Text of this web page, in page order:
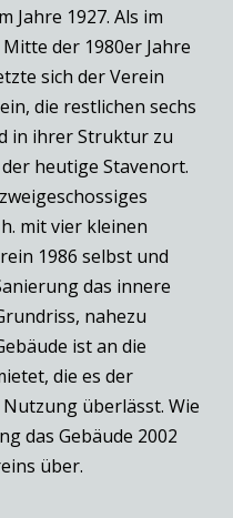
Jahre 1927. Als im
der 1980er Jahre
sich der Verein
die restlichen sechs
in ihrer Struktur zu
heutige Stavenort.
mit vier kleinen
1986 selbst und
das innere
nahezu
ist an die
die es der
überlässt. Wie
das Gebäude 2002
über.